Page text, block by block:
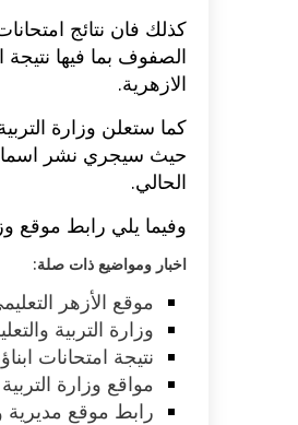
كذلك فان نتائج
الصفوف بما فيها نتيجة
الازهرية.
كما ستعلن وزارة
حيث سيجري نشر اسماء
الحالي.
وفيما يلي رابط موقع
اخبار ومواضيع ذات صلة:
موقع الأزهر التعليمى
وزارة التربية
نتيجة امتحانات ابناؤنا في الخارج
مواقع وزارة التربية
رابط موقع مديرية